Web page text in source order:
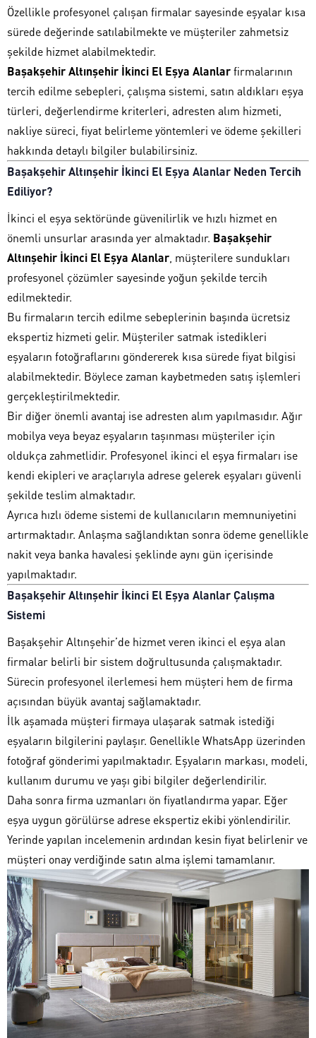
Özellikle profesyonel çalışan firmalar sayesinde eşyalar kısa
sürede değerinde satılabilmekte ve müşteriler zahmetsiz
şekilde hizmet alabilmektedir.
Başakşehir Altınşehir İkinci El Eşya Alanlarfirmalarının
tercih edilme sebepleri, çalışma sistemi, satın aldıkları eşya
türleri, değerlendirme kriterleri, adresten alım hizmeti,
nakliye süreci, fiyat belirleme yöntemleri ve ödeme şekilleri
hakkında detaylı bilgiler bulabilirsiniz.
Başakşehir Altınşehir İkinci El Eşya Alanlar Neden Tercih
Ediliyor?
İkinci el eşya sektöründe güvenilirlik ve hızlı hizmet en
önemli unsurlar arasında yer almaktadır. Başakşehir
Altınşehir İkinci El Eşya Alanlar , müşterilere sundukları
profesyonel çözümler sayesinde yoğun şekilde tercih
edilmektedir.
Bu firmaların tercih edilme sebeplerinin başında ücretsiz
ekspertiz hizmeti gelir. Müşteriler satmak istedikleri
eşyaların fotoğraflarını göndererek kısa sürede fiyat bilgisi
alabilmektedir. Böylece zaman kaybetmeden satış işlemleri
gerçekleştirilmektedir.
Bir diğer önemli avantaj ise adresten alım yapılmasıdır. Ağır
mobilya veya beyaz eşyaların taşınması müşteriler için
oldukça zahmetlidir. Profesyonel ikinci el eşya firmaları ise
kendi ekipleri ve araçlarıyla adrese gelerek eşyaları güvenli
şekilde teslim almaktadır.
Ayrıca hızlı ödeme sistemi de kullanıcıların memnuniyetini
artırmaktadır. Anlaşma sağlandıktan sonra ödeme genellikle
nakit veya banka havalesi şeklinde aynı gün içerisinde
yapılmaktadır.
Başakşehir Altınşehir İkinci El Eşya Alanlar Çalışma
Sistemi
Başakşehir Altınşehir’de hizmet veren ikinci el eşya alan
firmalar belirli bir sistem doğrultusunda çalışmaktadır.
Sürecin profesyonel ilerlemesi hem müşteri hem de firma
açısından büyük avantaj sağlamaktadır.
İlk aşamada müşteri firmaya ulaşarak satmak istediği
eşyaların bilgilerini paylaşır. Genellikle WhatsApp üzerinden
fotoğraf gönderimi yapılmaktadır. Eşyaların markası, modeli,
kullanım durumu ve yaşı gibi bilgiler değerlendirilir.
Daha sonra firma uzmanları ön fiyatlandırma yapar. Eğer
eşya uygun görülürse adrese ekspertiz ekibi yönlendirilir.
Yerinde yapılan incelemenin ardından kesin fiyat belirlenir ve
müşteri onay verdiğinde satın alma işlemi tamamlanır.